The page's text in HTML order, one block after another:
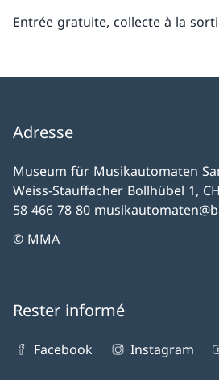
Entrée gratuite, collecte à la
Adresse
Museum für Musikautomaten
Weiss-Stauffacher Bollhübel 1,
58 466 78 80
© MMA
Rester informé
Facebook Instagram